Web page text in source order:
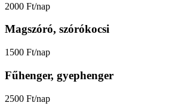
2000 Ft/nap
Magszóró, szórókocsi
1500 Ft/nap
Fűhenger, gyephenger
2500 Ft/nap